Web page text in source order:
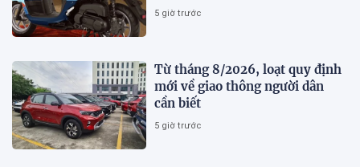
Mode, giá rẻ chỉ 34 triệu đồng
5 giờ trước
Từ tháng 8/2026, loạt quy định
mới về giao thông người dân
cần biết
5 giờ trước